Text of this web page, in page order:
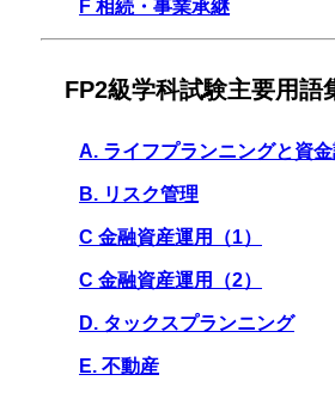
F 相続・事業承継
FP2級学科試験主要用語
A. ライフプランニングと資
B. リスク管理
C 金融資産運用（1）
C 金融資産運用（2）
D. タックスプランニング
E. 不動産